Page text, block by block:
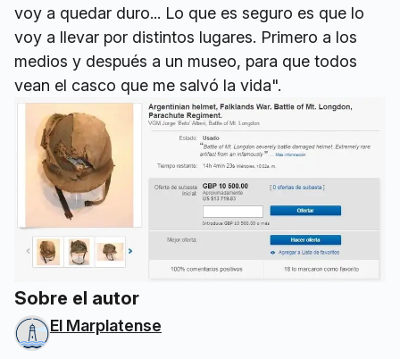
voy a quedar duro... Lo que es seguro es que lo
voy a llevar por distintos lugares. Primero a los
medios y después a un museo, para que todos
vean el casco que me salvó la vida".
Sobre el autor
El Marplatense